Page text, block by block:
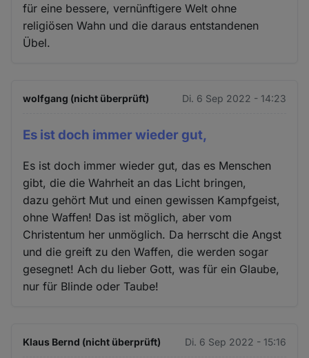
für eine bessere, vernünftigere Welt ohne
religiösen Wahn und die daraus entstandenen
Übel.
wolfgang (nicht überprüft) Di. 6 Sep 2022 - 14:23
Es ist doch immer wieder gut,
Es ist doch immer wieder gut, das es Menschen
gibt, die die Wahrheit an das Licht bringen,
dazu gehört Mut und einen gewissen Kampfgeist,
ohne Waffen! Das ist möglich, aber vom
Christentum her unmöglich. Da herrscht die Angst
und die greift zu den Waffen, die werden sogar
gesegnet! Ach du lieber Gott, was für ein Glaube,
nur für Blinde oder Taube!
Klaus Bernd (nicht überprüft) Di. 6 Sep 2022 - 15:16